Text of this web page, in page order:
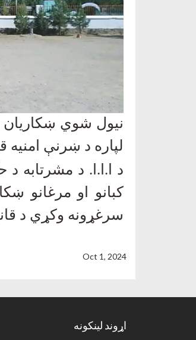
نیول شوي ښکاریان
لپاره د ښرنې امنیه
د ا.ا.ا. د مشرتابه
کبانو او مرغانو
سرغړونه وکړي د
Oct 1, 2024
اړوند لینکونه